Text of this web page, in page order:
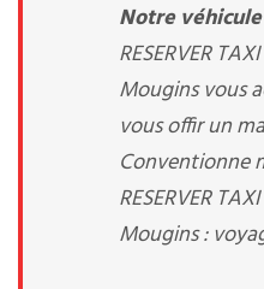
Notre véhicule
RESERVER
Mougins vous
vous offir un
Conventionne
RESERVER
Mougins :